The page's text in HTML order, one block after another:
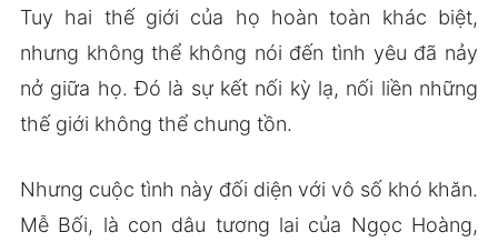
Tuy hai thế giới của họ hoàn toàn khác biệt,
nhưng không thể không nói đến tình yêu đã nảy
nở giữa họ. Đó là sự kết nối kỳ lạ, nối liền những
thế giới không thể chung tồn.
Nhưng cuộc tình này đối diện với vô số khó khăn.
Mễ Bối, là con dâu tương lai của Ngọc Hoàng,